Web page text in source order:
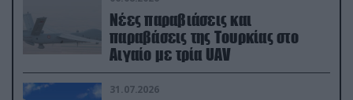
Νέες παραβιάσεις και
παραβάσεις της Τουρκίας στο
Αιγαίο με τρία UAV
31.07.2026